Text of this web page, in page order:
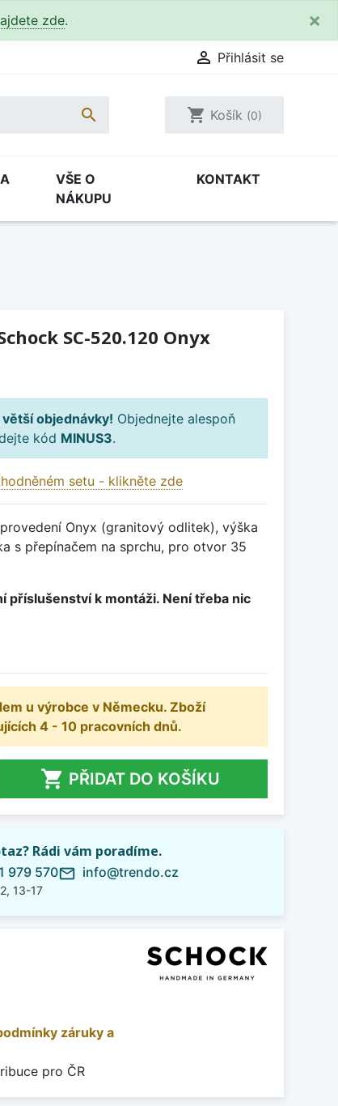
zde. ×
 Přihlásit se
 shopping_cart Košík (0)
VŠE O
NÁKUPU
KONTAKT
SC-520.120 Onyx
objednávky! Objednejte alespoň
kód MINUS3.
setu - klikněte zde
Onyx (granitový odlitek), výška
s přepínačem na sprchu, pro otvor 35
příslušenství k montáži. Není třeba nic
u výrobce v Německu. Zboží
4 - 10 pracovních dnů.
 PŘIDAT DO KOŠÍKU
Rádi vám poradíme.
979 570
13-17
mail_outline info@trendo.cz
záruky a
pro ČR